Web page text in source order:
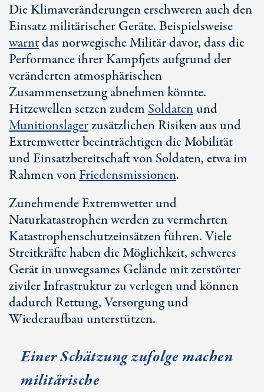
Die Klimaveränderungen erschweren auch den
Einsatz militärischer Geräte. Beispielsweise
warntdas norwegische Militär davor, dass die
Performance ihrer Kampfjets aufgrund der
veränderten atmosphärischen
Zusammensetzung abnehmen könnte.
Hitzewellen setzen zudemSoldatenund
Munitionslagerzusätzlichen Risiken aus und
Extremwetter beeinträchtigen die Mobilität
und Einsatzbereitschaft von Soldaten, etwa im
Rahmen vonFriedensmissionen.
Zunehmende Extremwetter und
Naturkatastrophen werden zu vermehrten
Katastrophenschutzeinsätzen führen. Viele
Streitkräfte haben die Möglichkeit, schweres
Gerät in unwegsames Gelände mit zerstörter
ziviler Infrastruktur zu verlegen und können
dadurch Rettung, Versorgung und
Wiederaufbau unterstützen.
Einer Schätzung zufolge machen
militärische